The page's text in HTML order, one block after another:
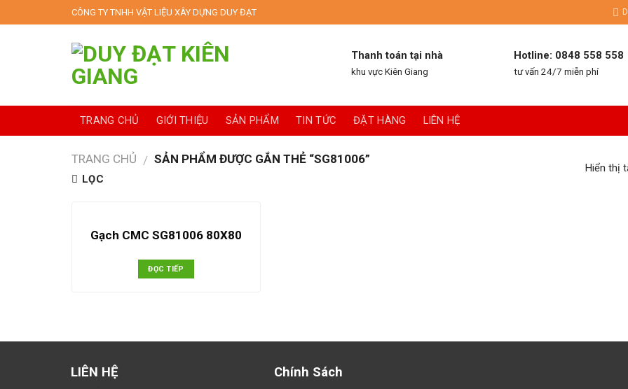
to
CÔNG TY TNHH VẬT LIỆU XÂY DỰNG DUY ĐẠT
Thanh toán tại nhà
khu vực Kiên Giang
Hotline: 0848 558 558
tư vấn 24/7 miễn phí
TRANG CHỦ GIỚI THIỆU SẢN PHẨM TIN TỨC ĐẶT HÀNG LIÊN HỆ
TRANG CHỦ / SẢN PHẨM ĐƯỢC GẮN THẺ “SG81006”
LỌC
Hiển thị
Gạch CMC SG81006 80X80
ĐỌC TIẾP
LIÊN HỆ Chính Sách